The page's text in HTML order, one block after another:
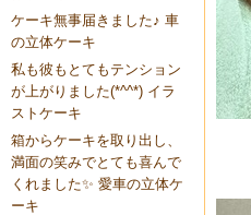
ケーキ無事届きました♪ 車
の立体ケーキ
私も彼もとてもテンション
が上がりました(*^^*) イラ
ストケーキ
箱からケーキを取り出し、
満面の笑みでとても喜んで
くれました✨ 愛車の立体ケ
ーキ